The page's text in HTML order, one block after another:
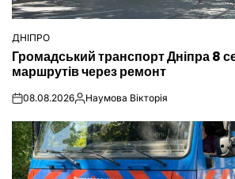
ОПУБЛІКУВАТИ
ДНІПРО
Громадський транспорт Дніпра 8
маршрутів через ремонт
on08.08.2026Опубліковано
Наумова Вікторія